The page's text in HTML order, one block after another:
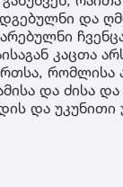
და
კაცთა
რომლისა
და ძისა და
და უკუნითი